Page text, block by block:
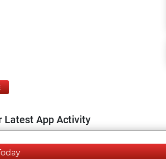
Latest App Activity